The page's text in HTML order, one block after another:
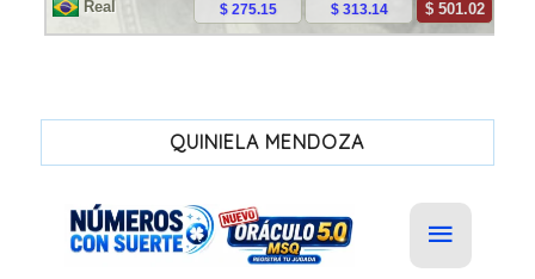
QUINIELA MENDOZA